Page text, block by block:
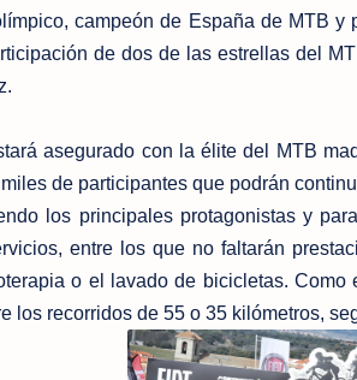
campeón de España de MTB
de dos de las estrellas del
asegurado con la élite del MTB
de participantes que podrán
los principales protagonistas y
entre los que no faltarán
o el lavado de bicicletas.
los recorridos de 55 o 35 kilómetros,